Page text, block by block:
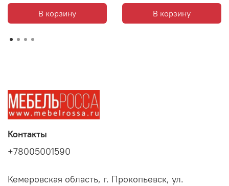
В корзину В корзину
Контакты
+78005001590
Кемеровская область, г. Прокопьевск, ул.